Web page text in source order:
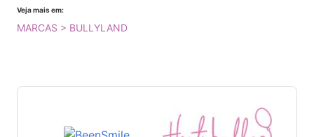
Veja mais em:
MARCAS > BULLYLAND